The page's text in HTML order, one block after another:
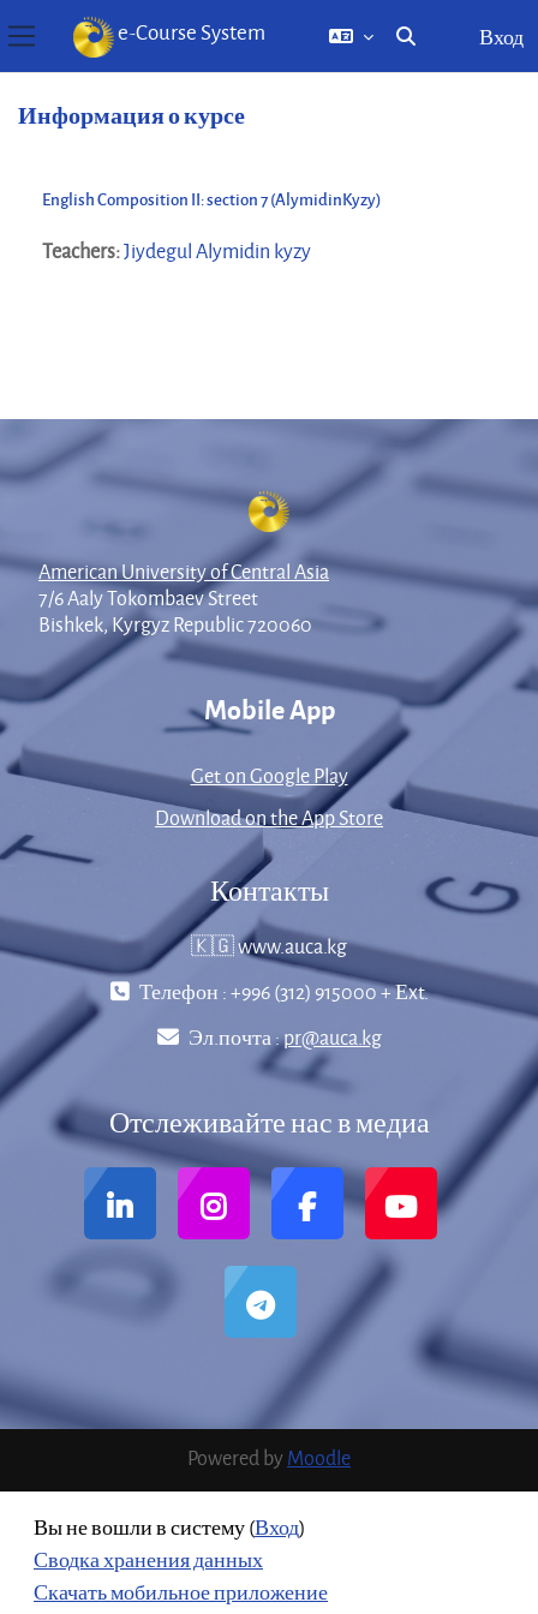
Боковая панель
e-Course System
Изменить
Вход
Информация о курсе
English Composition II: section 7 (AlymidinKyzy)
Teachers:Jiydegul Alymidin kyzy
American University of Central Asia
7/6 Aaly Tokombaev Street
Bishkek, Kyrgyz Republic 720060
Mobile App
Get on Google Play
Download on the App Store
Контакты
🇰🇬 www.auca.kg
Телефон : +996 (312) 915000 + Еxt.
Эл.почта :pr@auca.kg
Отслеживайте нас в медиа
Powered byMoodle
Вы не вошли в систему (Вход)
Сводка хранения данных
Скачать мобильное приложение